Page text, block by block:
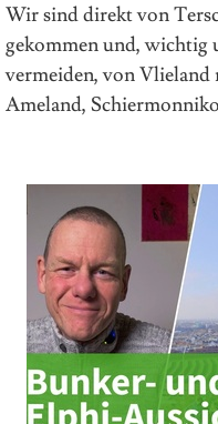
Wir sind direkt von
gekommen und, wichtig
vermeiden, von Vlieland
Ameland,